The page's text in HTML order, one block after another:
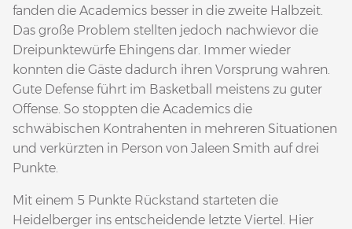
fanden die Academics besser in die zweite Halbzeit.
Das große Problem stellten jedoch nachwievor die
Dreipunktewürfe Ehingens dar. Immer wieder
konnten die Gäste dadurch ihren Vorsprung wahren.
Gute Defense führt im Basketball meistens zu guter
Offense. So stoppten die Academics die
schwäbischen Kontrahenten in mehreren Situationen
und verkürzten in Person von Jaleen Smith auf drei
Punkte.
Mit einem 5 Punkte Rückstand starteten die
Heidelberger ins entscheidende letzte Viertel. Hier